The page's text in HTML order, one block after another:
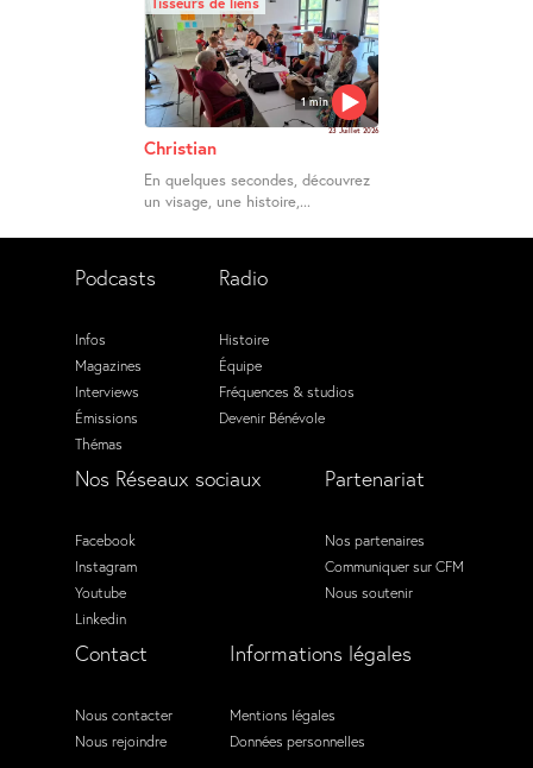
1 min
23 Juillet 2026
Christian
En quelques secondes, découvrez
un visage, une histoire,...
Podcasts
Infos
Magazines
Interviews
Émissions
Thémas
Radio
Histoire
Équipe
Fréquences & studios
Devenir Bénévole
Nos Réseaux sociaux
Facebook
Instagram
Youtube
Linkedin
Partenariat
Nos partenaires
Communiquer sur CFM
Nous soutenir
Contact
Nous contacter
Nous rejoindre
Informations légales
Mentions légales
Données personnelles